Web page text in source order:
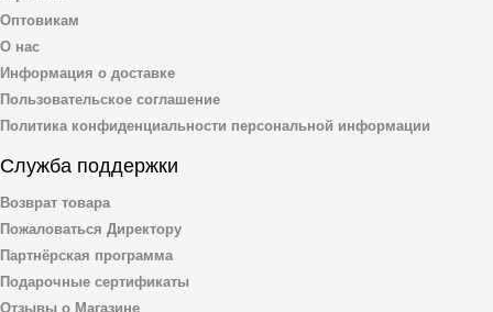
Оптовикам
О нас
Информация о доставке
Пользовательское соглашение
Политика конфиденциальности персональной информации
Служба поддержки
Возврат товара
Пожаловаться Директору
Партнёрская программа
Подарочные сертификаты
Отзывы о Магазине